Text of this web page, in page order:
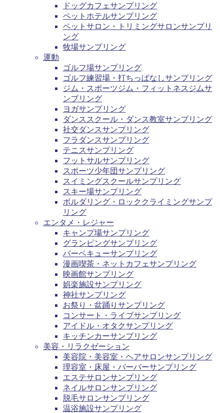
ドッグカフェサンプリング
ペットホテルサンプリング
ペットサロン・トリミングサロンサンプリ
ング
牧場サンプリング
運動
ゴルフ場サンプリング
ゴルフ練習場・打ちっぱなしサンプリング
ジム・スポーツジム・フィットネスジムサ
ンプリング
ヨガサンプリング
ダンススクール・ダンス教室サンプリング
社交ダンスサンプリング
フラダンスサンプリング
テニスサンプリング
フットサルサンプリング
スポーツ少年団サンプリング
スイミングスクールサンプリング
スキー場サンプリング
ボルダリング・ロッククライミングサンプ
リング
エンタメ・レジャー
キャンプ場サンプリング
グランピングサンプリング
バーベキューサンプリング
漫画喫茶・ネットカフェサンプリング
映画館サンプリング
娯楽施設サンプリング
神社サンプリング
お祭り・盆踊りサンプリング
コンサート・ライブサンプリング
アイドル・オタクサンプリング
キッチンカーサンプリング
美容・リラクゼーション
美容院・美容室・ヘアサロンサンプリング
理容室・床屋・バーバーサンプリング
エステサロンサンプリング
ネイルサロンサンプリング
脱毛サロンサンプリング
温浴施設サンプリング